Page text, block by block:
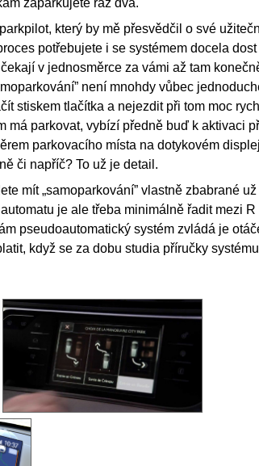
zaparkujete raz dva.
který by mě přesvědčil o své
potřebujete i se systémem docela
v jednosměrce za vámi až tam
není mnohdy vůbec
stiskem tlačítka a nejezdit při tom moc
má parkovat, vybízí předně buď k aktivaci
parkovacího místa na dotykovém
či napříč? To už je detail.
mít „samoparkování” vlastně zbabrané
je ale třeba minimálně řadit mezi
pseudoautomatický systém zvládá je
když se za dobu studia příručky